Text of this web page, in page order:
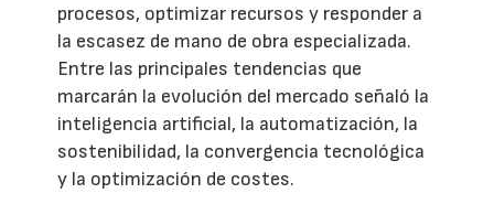
procesos, optimizar recursos y responder a
la escasez de mano de obra especializada.
Entre las principales tendencias que
marcarán la evolución del mercado señaló la
inteligencia artificial, la automatización, la
sostenibilidad, la convergencia tecnológica
y la optimización de costes.